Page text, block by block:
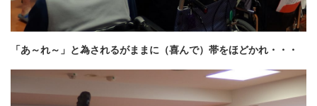
「あ～れ～」と為されるがままに（喜んで）帯をほどかれ・・・